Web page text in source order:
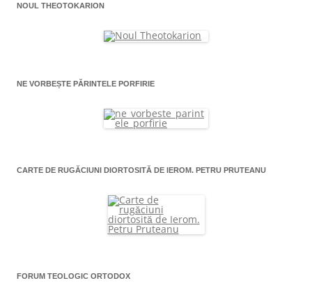
NOUL THEOTOKARION
NE VORBEȘTE PĂRINTELE PORFIRIE
CARTE DE RUGĂCIUNI DIORTOSITĂ DE IEROM. PETRU PRUTEANU
FORUM TEOLOGIC ORTODOX